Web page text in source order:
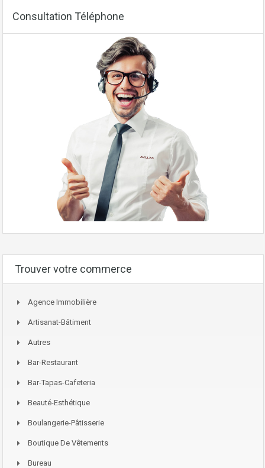
Consultation Téléphone
Trouver votre commerce
Agence Immobilière
Artisanat-Bâtiment
Autres
Bar-Restaurant
Bar-Tapas-Cafeteria
Beauté-Esthétique
Boulangerie-Pâtisserie
Boutique De Vêtements
Bureau